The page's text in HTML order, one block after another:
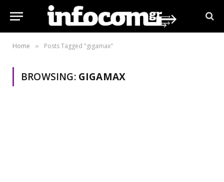
Home » Posts Tagged "gigamax"
BROWSING: GIGAMAX